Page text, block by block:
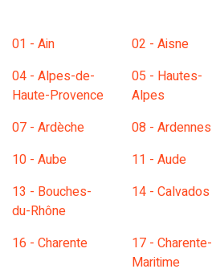
01 - Ain 02 - Aisne
04 - Alpes-de-
Haute-Provence
05 - Hautes-
Alpes
07 - Ardèche
08 - Ardennes
10 - Aube
11 - Aude
13 - Bouches-
du-Rhône
14 - Calvados
16 - Charente
17 - Charente-
Maritime